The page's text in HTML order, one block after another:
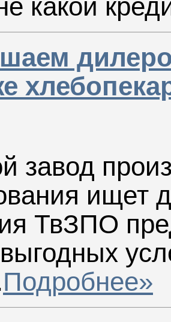
какой
завод
ищет
ТвЗПО
Подробнее»